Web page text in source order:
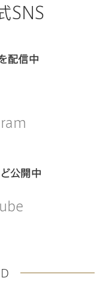
SNS
配信中
公開中